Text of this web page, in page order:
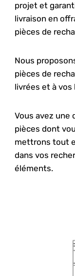
projet et
livraison en
pièces de
Nous
pièces de
livrées et à
Vous avez une
pièces dont
mettrons tout
dans vos
éléments.